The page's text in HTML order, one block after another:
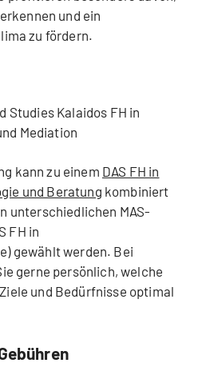
und ein
zu fördern.
Studies Kalaidos FH in
Mediation
kann zu einem DAS FH in
und Beratung kombiniert
unterschiedlichen MAS-
FH in
gewählt werden. Bei
gerne persönlich, welche
und Bedürfnisse optimal